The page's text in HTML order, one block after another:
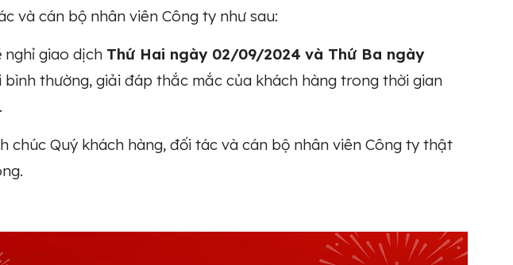
và cán bộ nhân viên Công ty như sau:
nghỉ giao dịch Thứ Hai ngày 02/09/2024 và Thứ Ba ngày
thường, giải đáp thắc mắc của khách hàng trong thời gian
chúc Quý khách hàng, đối tác và cán bộ nhân viên Công ty thật